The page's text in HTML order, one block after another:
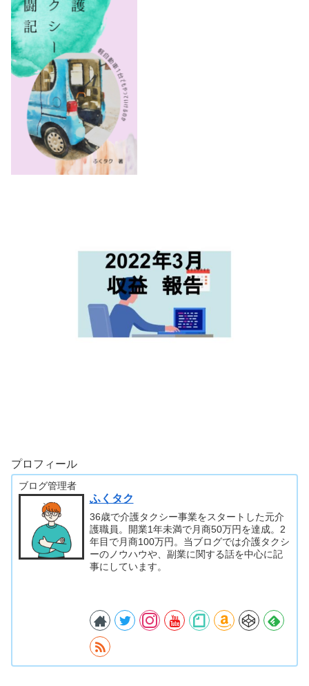
プロフィール
ブログ管理者
ふくタク
36歳で介護タクシー事業をスタートした元介
護職員。開業1年未満で月商50万円を達成。2
年目で月商100万円。当ブログでは介護タクシ
ーのノウハウや、副業に関する話を中心に記
事にしています。